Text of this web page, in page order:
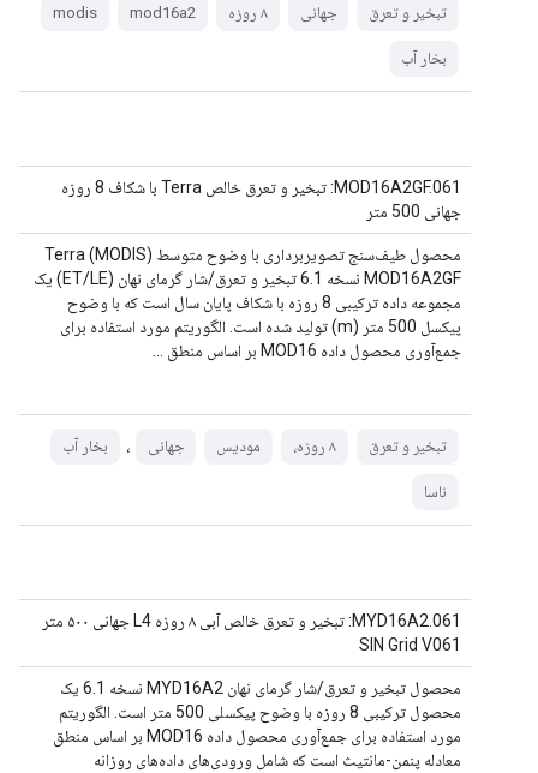
تبخیر و تعرق جهانی ۸ روزه mod16a2
modis
بخار آب
MOD16A2GF.061: تبخیر و تعرق خالص Terra با شکاف 8 روزه
جهانی 500 متر
محصول طیف‌سنج تصویربرداری با وضوح متوسط ​​Terra (MODIS)
MOD16A2GF نسخه 6.1 تبخیر و تعرق/شار گرمای نهان (ET/LE) یک
مجموعه داده ترکیبی 8 روزه با شکاف پایان سال است که با وضوح
پیکسل 500 متر (m) تولید شده است. الگوریتم مورد استفاده برای
جمع‌آوری محصول داده MOD16 بر اساس منطق ...
تبخیر و تعرق ۸ روزه، مودیس جهانی ، بخار آب
ناسا
MYD16A2.061: تبخیر و تعرق خالص آبی ۸ روزه L4 جهانی ۵۰۰ متر
SIN Grid V061
محصول تبخیر و تعرق/شار گرمای نهان MYD16A2 نسخه 6.1 یک
محصول ترکیبی 8 روزه با وضوح پیکسلی 500 متر است. الگوریتم
مورد استفاده برای جمع‌آوری محصول داده MOD16 بر اساس منطق
معادله پنمن-مانتیث است که شامل ورودی‌های داده‌های روزانه